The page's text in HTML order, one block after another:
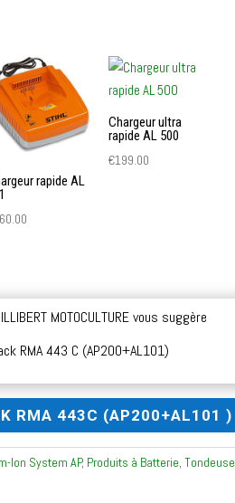
rapide AL
Chargeur ultra
rapide AL 500
€199.00
MOTOCULTURE vous suggère
RMA 443 C (AP200+AL101)
RMA 443C (AP200+AL101 )
Ion System AP, Produits à Batterie,Tondeuse